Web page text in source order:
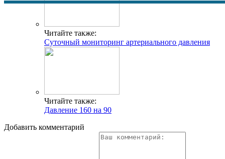
Читайте также:
Суточный мониторинг артериального давления
Читайте также:
Давление 160 на 90
Добавить комментарий